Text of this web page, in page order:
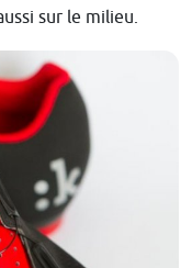
sur le milieu.